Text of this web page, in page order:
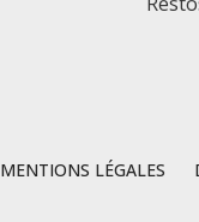
MENTIONS LÉGALES